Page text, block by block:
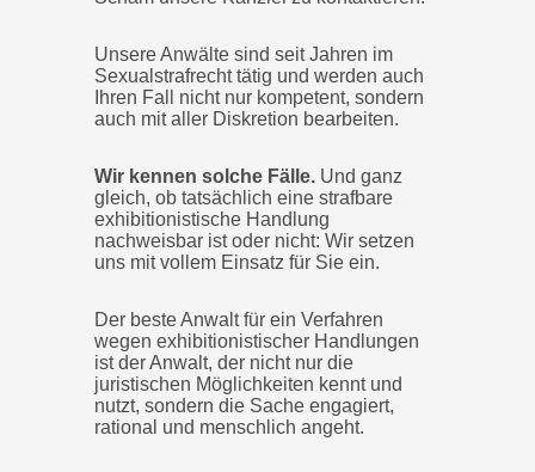
Unsere Anwälte sind seit Jahren im
Sexualstrafrecht tätig und werden auch
Ihren Fall nicht nur kompetent, sondern
auch mit aller Diskretion bearbeiten.
Wir kennen solche Fälle. Und ganz
gleich, ob tatsächlich eine strafbare
exhibitionistische Handlung
nachweisbar ist oder nicht: Wir setzen
uns mit vollem Einsatz für Sie ein.
Der beste Anwalt für ein Verfahren
wegen exhibitionistischer Handlungen
ist der Anwalt, der nicht nur die
juristischen Möglichkeiten kennt und
nutzt, sondern die Sache engagiert,
rational und menschlich angeht.